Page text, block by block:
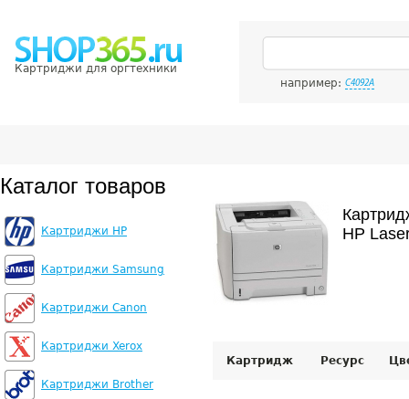
Картриджи для оргтехники
например: C4092A
Каталог товаров
Картриджи HP
Картриджи Samsung
Картриджи Canon
Картриджи Xerox
Картриджи Brother
HP
Картридж Ресурс